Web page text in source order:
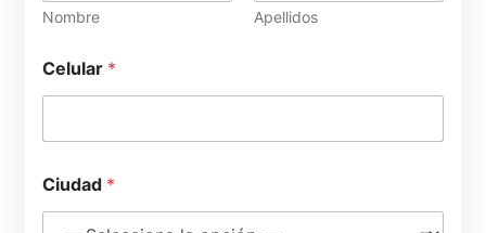
Nombre Apellidos
Celular *
N
o
Ciudad *